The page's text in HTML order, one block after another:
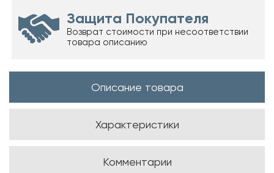
Защита Покупателя
Возврат стоимости при несоответствии
товара описанию
Описание товара
Характеристики
Комментарии